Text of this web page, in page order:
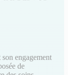
engagement
de